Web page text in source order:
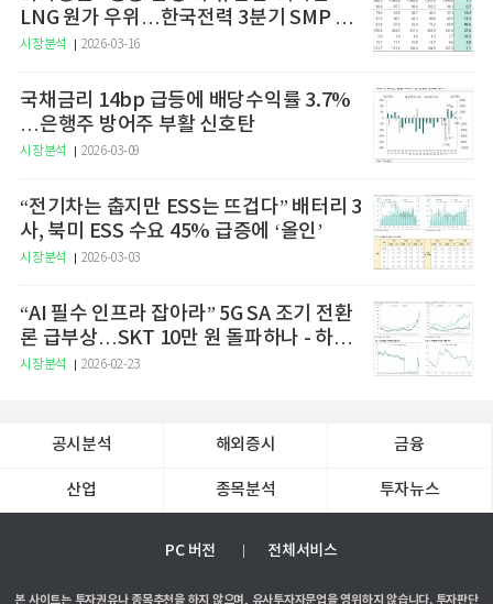
LNG 원가 우위…한국전력 3분기 SMP 상
승 전망"
시장분석 2026-03-16
국채금리 14bp 급등에 배당수익률 3.7%
…은행주 방어주 부활 신호탄
시장분석 2026-03-09
“전기차는 춥지만 ESS는 뜨겁다” 배터리 3
사, 북미 ESS 수요 45% 급증에 ‘올인’
시장분석 2026-03-03
“AI 필수 인프라 잡아라” 5G SA 조기 전환
론 급부상…SKT 10만 원 돌파하나 - 하나
증권
시장분석 2026-02-23
공시분석 해외증시 금융
산업 종목분석 투자뉴스
PC 버전 전체서비스
본 사이트는 투자권유나 종목추천을 하지 않으며, 유사투자자문업을 영위하지 않습니다. 투자판단